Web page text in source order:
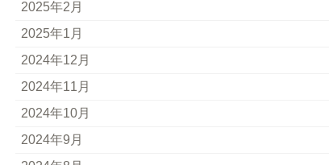
2025年2月
2025年1月
2024年12月
2024年11月
2024年10月
2024年9月